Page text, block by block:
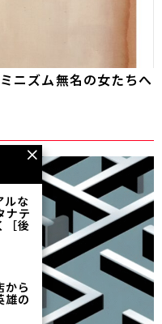
ニズム――無名の女たちへ
ルな
ナテ
［後
から
雄の